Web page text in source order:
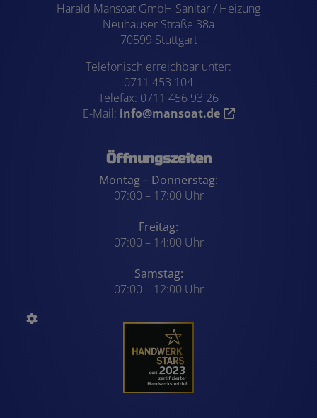
Harald Mansoat GmbH Sanitär / Heizung
Neuhauser Straße 38a
70599 Stuttgart
Telefonisch erreichbar unter:
0711 453 104
Telefax: 0711 456 93 26
E-Mail: info@mansoat.de
Öffnungszeiten
Montag – Donnerstag:
07:00 – 17:00 Uhr
Freitag:
07:00 – 14:00 Uhr
Samstag:
07:00 – 12:00 Uhr